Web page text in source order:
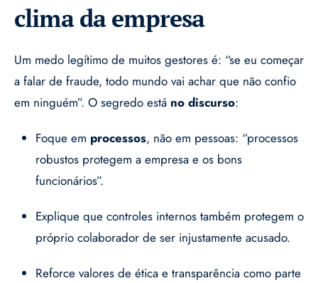
clima da empresa
Um medo legítimo de muitos gestores é: “se eu começar
a falar de fraude, todo mundo vai achar que não confio
em ninguém”. O segredo está no discurso:
Foque em processos, não em pessoas: “processos
robustos protegem a empresa e os bons
funcionários”.
Explique que controles internos também protegem o
próprio colaborador de ser injustamente acusado.
Reforce valores de ética e transparência como parte